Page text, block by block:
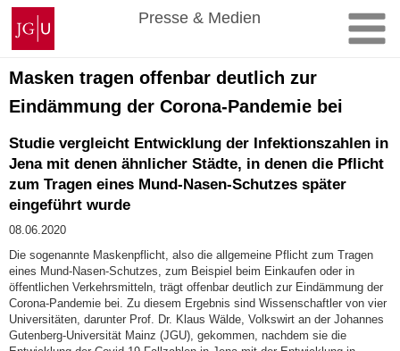
Zum
Inhalt
springen
Johannes
Gutenberg-
Universität
Mainz
Presse & Medien
Masken tragen offenbar deutlich zur
Eindämmung der Corona-Pandemie bei
Studie vergleicht Entwicklung der Infektionszahlen in
Jena mit denen ähnlicher Städte, in denen die Pflicht
zum Tragen eines Mund-Nasen-Schutzes später
eingeführt wurde
08.06.2020
Die sogenannte Maskenpflicht, also die allgemeine Pflicht zum Tragen
eines Mund-Nasen-Schutzes, zum Beispiel beim Einkaufen oder in
öffentlichen Verkehrsmitteln, trägt offenbar deutlich zur Eindämmung der
Corona-Pandemie bei. Zu diesem Ergebnis sind Wissenschaftler von vier
Universitäten, darunter Prof. Dr. Klaus Wälde, Volkswirt an der Johannes
Gutenberg-Universität Mainz (JGU), gekommen, nachdem sie die